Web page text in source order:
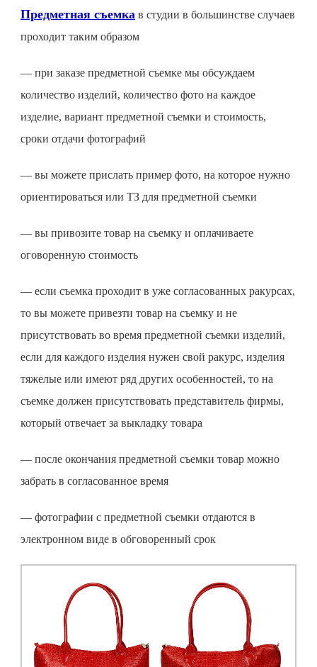
Предметная съемка в студии в большинстве случаев
проходит таким образом
— при заказе предметной съемке мы обсуждаем
количество изделий, количество фото на каждое
изделие, вариант предметной съемки и стоимость,
сроки отдачи фотографий
— вы можете прислать пример фото, на которое нужно
ориентироваться или ТЗ для предметной съемки
— вы привозите товар на съемку и оплачиваете
оговоренную стоимость
— если съемка проходит в уже согласованных ракурсах,
то вы можете привезти товар на съемку и не
присутствовать во время предметной съемки изделий,
если для каждого изделия нужен свой ракурс, изделия
тяжелые или имеют ряд других особенностей, то на
съемке должен присутствовать представитель фирмы,
который отвечает за выкладку товара
— после окончания предметной съемки товар можно
забрать в согласованное время
— фотографии с предметной съемки отдаются в
электронном виде в обговоренный срок